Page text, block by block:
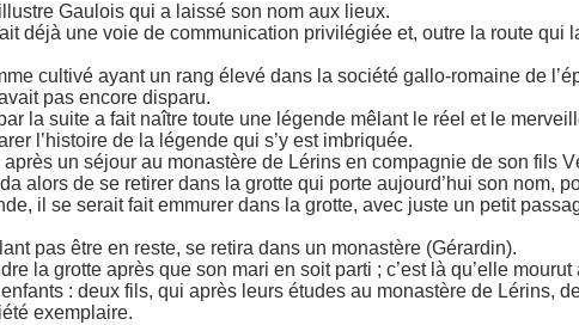
Gaulois qui a laissé son nom aux lieux.
déjà une voie de communication privilégiée et, outre la route qui
cultivé ayant un rang élevé dans la société gallo-romaine de
pas encore disparu.
la suite a fait naître toute une légende mêlant le réel et le
l’histoire de la légende qui s’y est imbriquée.
un séjour au monastère de Lérins en compagnie de son fils
alors de se retirer dans la grotte qui porte aujourd’hui son nom,
il se serait fait emmurer dans la grotte, avec juste un petit
pas être en reste, se retira dans un monastère (Gérardin).
la grotte après que son mari en soit parti ; c’est là qu’elle
: deux fils, qui après leurs études au monastère de Lérins,
exemplaire.